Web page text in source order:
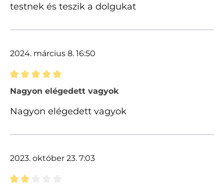
testnek és teszik a dolgukat
2024. március 8. 16:50
Értékelés 5 of 5 csillagok besorolásával
Nagyon elégedett vagyok
Nagyon elégedett vagyok
2023. október 23. 7:03